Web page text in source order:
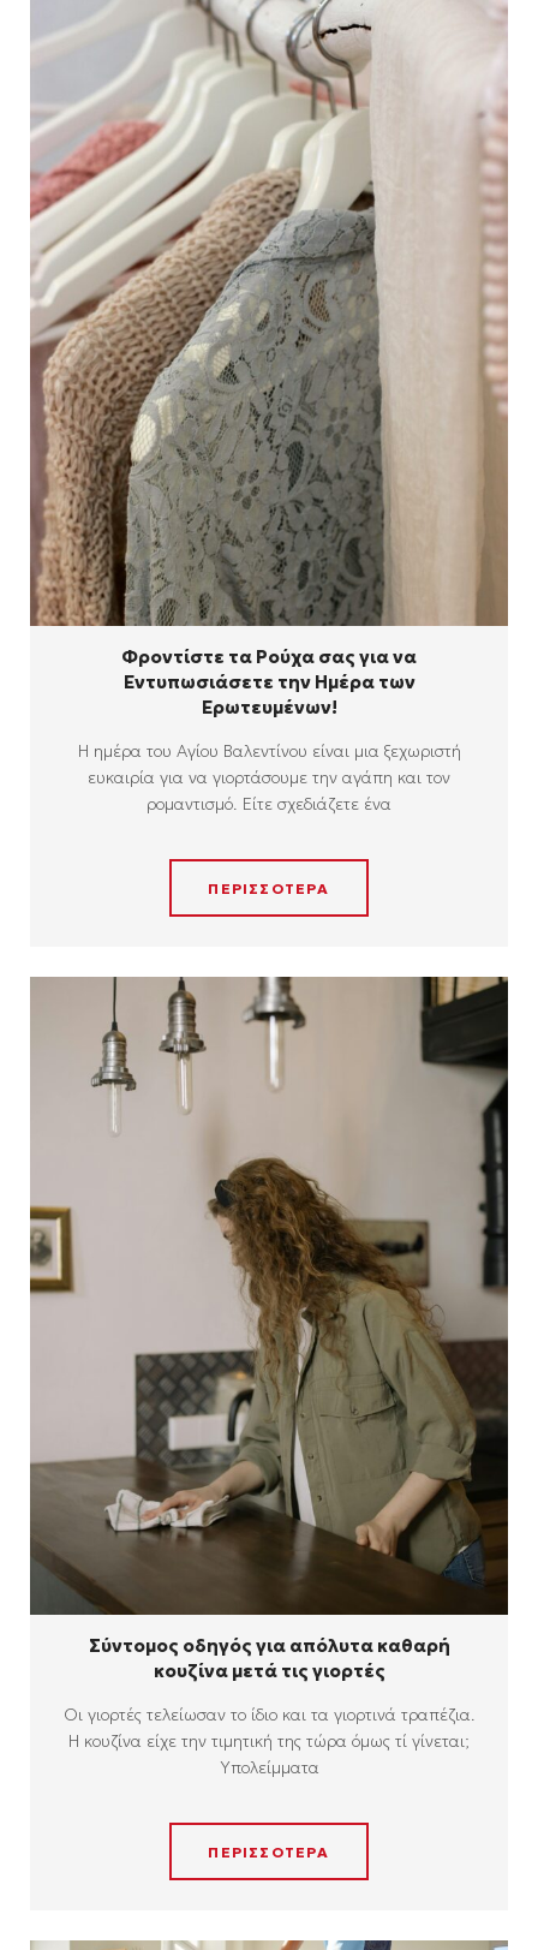
Φροντίστε τα Ρούχα σας για να
Εντυπωσιάσετε την Ημέρα των
Ερωτευμένων!
Η ημέρα του Αγίου Βαλεντίνου είναι μια ξεχωριστή
ευκαιρία για να γιορτάσουμε την αγάπη και τον
ρομαντισμό. Είτε σχεδιάζετε ένα
ΠΕΡΙΣΣΟΤΕΡΑ
Σύντομος οδηγός για απόλυτα καθαρή
κουζίνα μετά τις γιορτές
Οι γιορτές τελείωσαν το ίδιο και τα γιορτινά τραπέζια.
Η κουζίνα είχε την τιμητική της τώρα όμως τί γίνεται;
Υπολείμματα
ΠΕΡΙΣΣΟΤΕΡΑ